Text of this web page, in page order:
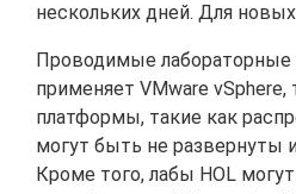
нескольких дней. Для
Проводимые лабораторные
применяет VMware
платформы, такие как
могут быть не развернуты
Кроме того, лабы HOL